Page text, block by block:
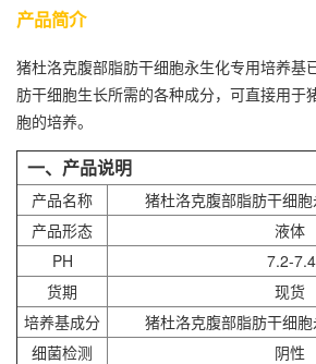
产品简介
猪杜洛克腹部脂肪干细胞永生化专用培养基
肪干细胞生长所需的各种成分，可直接用于
胞的培养。
一、产品说明
产品名称
猪杜洛克腹部脂肪干细
产品形态
液体
PH
7.2-7.4
货期
现货
培养基成分
猪杜洛克腹部脂肪干细
细菌检测
阴性